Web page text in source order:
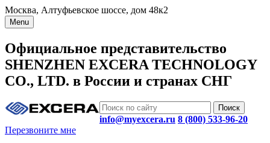
Москва, Алтуфьевское шоссе, дом 48к2
Menu
Официальное представительство
SHENZHEN EXCERA TECHNOLOGY
CO., LTD. в России и странах СНГ
info@myexcera.ru 8 (800) 533-96-20
Перезвоните мне